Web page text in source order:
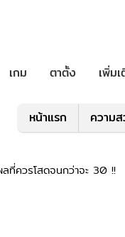
เกม ตาตั้ง เพิ่ม
หน้าแรก ความ
ลที่ควรโสดจนกว่าจะ 30 !!